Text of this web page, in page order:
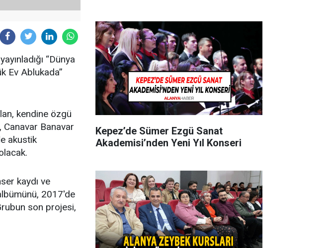
“Dünya
Ev Ablukada”
kendine özgü
Banavar
akustik
kaydı ve
2017'de
son projesi,
Kepez’de Sümer Ezgü Sanat
Akademisi’nden Yeni Yıl Konseri